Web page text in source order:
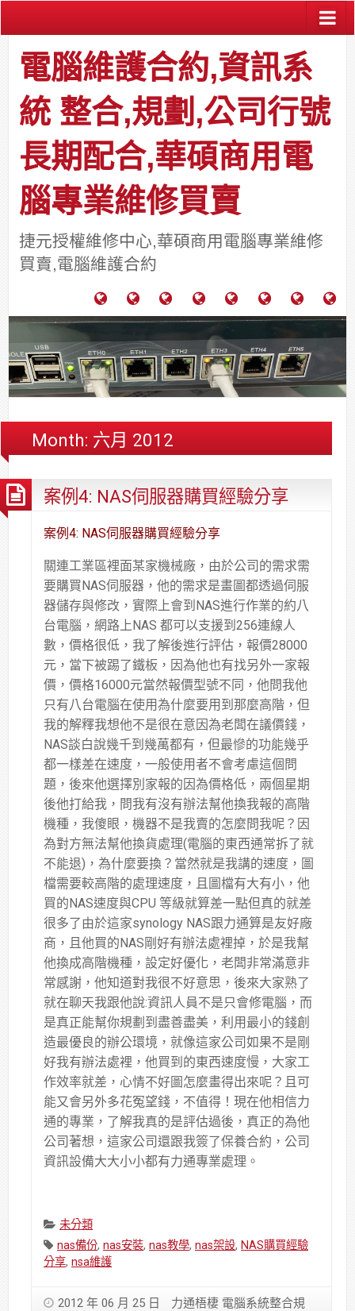
電腦維護合約,資訊系
統 整合,規劃,公司行號
長期配合,華碩商用電
腦專業維修買賣
捷元授權維修中心,華碩商用電腦專業維修
買賣,電腦維護合約
腦
護
合
約
功
例
分
享
於
力
通
通
報
關
系
統
視
系
統
安
修,
價
舍
網
路/
大
樓
公
網
方
案
中
料
件
區
團
法
台
中
Month: 六月 2012
案例4: NAS伺服器購買經驗分享
案例4: NAS伺服器購買經驗分享
關連工業區裡面某家機械廠，由於公司的需求需
要購買NAS伺服器，他的需求是畫圖都透過伺服
器儲存與修改，實際上會到NAS進行作業的約八
台電腦，網路上NAS 都可以支援到256連線人
數，價格很低，我了解後進行評估，報價28000
元，當下被踢了鐵板，因為他也有找另外一家報
價，價格16000元當然報價型號不同，他問我他
只有八台電腦在使用為什麼要用到那麼高階，但
我的解釋我想他不是很在意因為老闆在議價錢，
NAS談白說幾千到幾萬都有，但最慘的功能幾乎
都一樣差在速度，一般使用者不會考慮這個問
題，後來他選擇別家報的因為價格低，兩個星期
後他打給我，問我有沒有辦法幫他換我報的高階
機種，我傻眼，機器不是我賣的怎麼問我呢？因
為對方無法幫他換貨處理(電腦的東西通常拆了就
不能退)，為什麼要換？當然就是我講的速度，圖
檔需要較高階的處理速度，且圖檔有大有小，他
買的NAS速度與CPU 等級就算差一點但真的就差
很多了由於這家synology NAS跟力通算是友好廠
商，且他買的NAS剛好有辦法處裡掉，於是我幫
他換成高階機種，設定好優化，老闆非常滿意非
常感謝，他知道對我很不好意思，後來大家熟了
就在聊天我跟他說:資訊人員不是只會修電腦，而
是真正能幫你規劃到盡善盡美，利用最小的錢創
造最優良的辦公環境，就像這家公司如果不是剛
好我有辦法處裡，他買到的東西速度慢，大家工
作效率就差，心情不好圖怎麼畫得出來呢？且可
能又會另外多花冤望錢，不值得！現在他相信力
通的專業，了解我真的是評估過後，真正的為他
公司著想，這家公司還跟我簽了保養合約，公司
資訊設備大大小小都有力通專業處理。
Categories:
未分類
Tags:
nas備份, nas安裝, nas教學, nas架設, NAS購買經驗
分享, nsa維護
2012 年 06 月 25 日
力通梧棲 電腦系統整合規